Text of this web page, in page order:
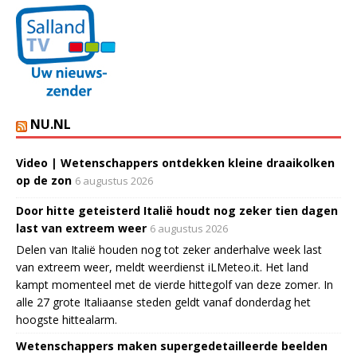
NU.NL
Video | Wetenschappers ontdekken kleine draaikolken
op de zon 6 augustus 2026
Door hitte geteisterd Italië houdt nog zeker tien dagen
last van extreem weer 6 augustus 2026
Delen van Italië houden nog tot zeker anderhalve week last
van extreem weer, meldt weerdienst iLMeteo.it. Het land
kampt momenteel met de vierde hittegolf van deze zomer. In
alle 27 grote Italiaanse steden geldt vanaf donderdag het
hoogste hittealarm.
Wetenschappers maken supergedetailleerde beelden